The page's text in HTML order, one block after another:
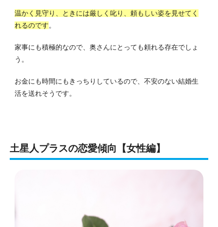
温かく見守り、ときには厳しく叱り、頼もしい姿を見せてく
れるのです。
家事にも積極的なので、奥さんにとっても頼れる存在でしょ
う。
お金にも時間にもきっちりしているので、不安のない結婚生
活を送れそうです。
土星人プラスの恋愛傾向【女性編】